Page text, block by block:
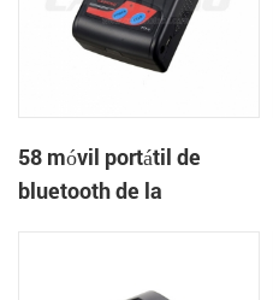
58 móvil portátil de
bluetooth de la